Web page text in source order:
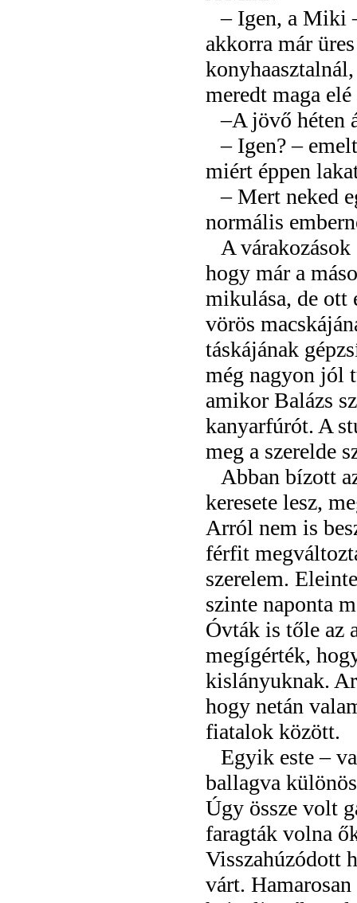
– Igen, a Miki
akkorra már
meredt maga
–A jövő héten
– Igen? –
miért éppen
– Mert neked
normális
A
hogy már a
mikulása, de ott
vörös
táskájának
még nagyon jól
amikor Balázs
kanyarfúrót. A
meg a szerelde
Abban bízott
keresete lesz,
Arról nem is
férfit
szerelem.
szinte naponta
Óvták is tőle az
megígérték,
kislányuknak.
hogy netán
fiatalok között.
Egyik este –
ballagva
Úgy össze volt
faragták volna
Visszahúzódott
várt.